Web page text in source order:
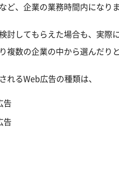
ど、企業の業務時間内になりま
討してもらえた場合も、実
複数の企業の中から選んだり
れるWeb広告の種類は、
告
告